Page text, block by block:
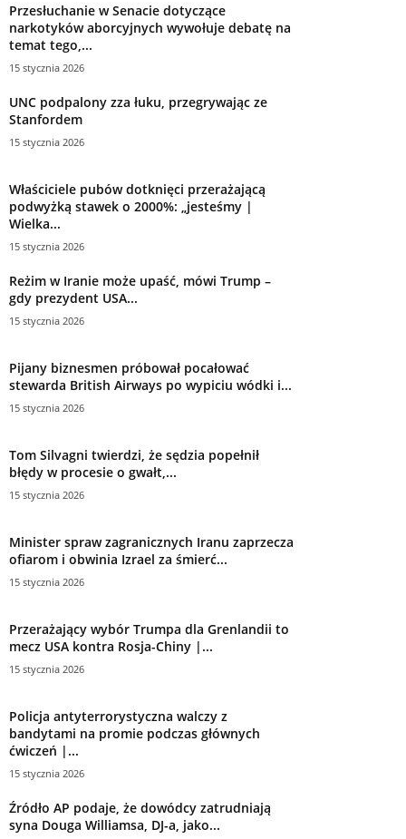
Przesłuchanie w Senacie dotyczące
narkotyków aborcyjnych wywołuje debatę na
temat tego,...
15 stycznia 2026
UNC podpalony zza łuku, przegrywając ze
Stanfordem
15 stycznia 2026
Właściciele pubów dotknięci przerażającą
podwyżką stawek o 2000%: „jesteśmy |
Wielka...
15 stycznia 2026
Reżim w Iranie może upaść, mówi Trump –
gdy prezydent USA...
15 stycznia 2026
Pijany biznesmen próbował pocałować
stewarda British Airways po wypiciu wódki i...
15 stycznia 2026
Tom Silvagni twierdzi, że sędzia popełnił
błędy w procesie o gwałt,...
15 stycznia 2026
Minister spraw zagranicznych Iranu zaprzecza
ofiarom i obwinia Izrael za śmierć...
15 stycznia 2026
Przerażający wybór Trumpa dla Grenlandii to
mecz USA kontra Rosja-Chiny |...
15 stycznia 2026
Policja antyterrorystyczna walczy z
bandytami na promie podczas głównych
ćwiczeń |...
15 stycznia 2026
Źródło AP podaje, że dowódcy zatrudniają
syna Douga Williamsa, DJ-a, jako...